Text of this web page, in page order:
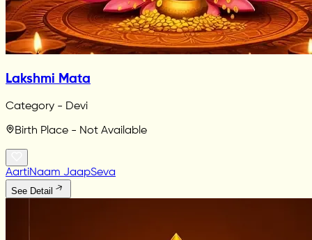
Lakshmi Mata
Category - Devi
Birth Place - Not Available
AartiNaam JaapSeva
See Detail